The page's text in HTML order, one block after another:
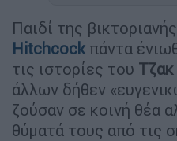
Παιδί της
Hitchcock πάντα
τις ιστορίες του
άλλων δήθεν
ζούσαν σε κοινή θέα
θύματά τους από τις